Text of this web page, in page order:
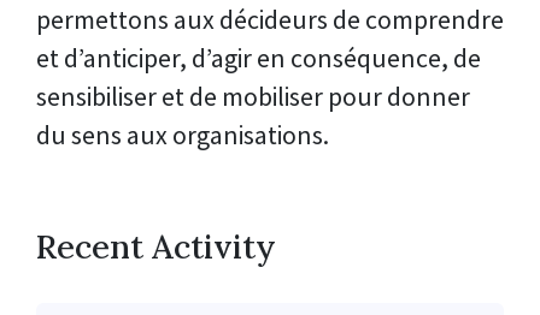
permettons aux décideurs de comprendre
et d’anticiper, d’agir en conséquence, de
sensibiliser et de mobiliser pour donner
du sens aux organisations.
Recent Activity